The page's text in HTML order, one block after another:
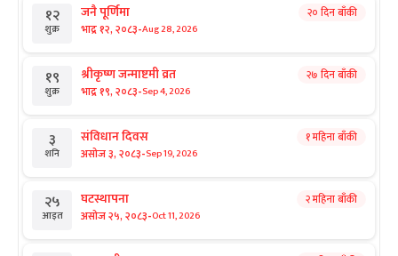
१२
शुक्र
जनै पूर्णिमा
भाद्र १२, २०८३-Aug 28, 2026
२० दिन बाँकी
१९
शुक्र
श्रीकृष्ण जन्माष्टमी व्रत
भाद्र १९, २०८३-Sep 4, 2026
२७ दिन बाँकी
३
शनि
संविधान दिवस
असोज ३, २०८३-Sep 19, 2026
१ महिना बाँकी
२५
आइत
घटस्थापना
असोज २५, २०८३-Oct 11, 2026
२ महिना बाँकी